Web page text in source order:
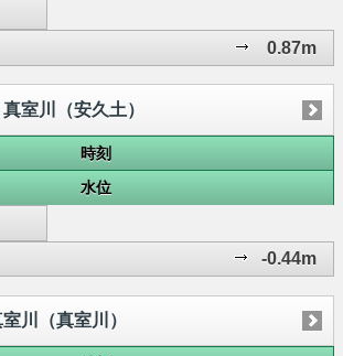
0.87m
室川（安久土）
時刻
水位
-0.44m
川（真室川）